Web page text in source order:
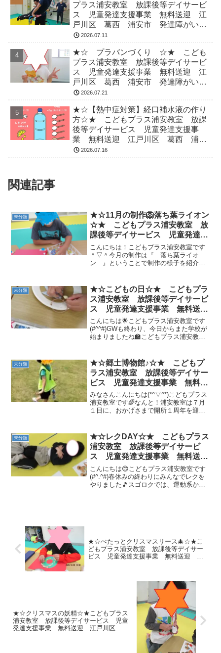
プラス浦安教室 放課後等デイサービ
ス 児童発達支援事業 無料送迎 江
戸川区 葛西 浦安市 発達障がい
運動療育 放デイ 児発 ADHD 自
2026.07.11
★☆ プラバンづくり ☆★ こども
プラス浦安教室 放課後等デイサービ
ス 児童発達支援事業 無料送迎 江
戸川区 葛西 浦安市 発達障がい
運動療育 放デイ 児発 ADHD 自
2026.07.21
★☆【熱中症対策】経口補水液の作り
方☆★ こどもプラス浦安教室 放課
後等デイサービス 児童発達支援事
業 無料送迎 江戸川区 葛西 浦安
市 発達障がい 運動療育 放デイ
2026.07.16
関連記事
未分類
★☆11月の制作🦁落ち葉ライオン
☆★ こどもプラス浦安教室 放
課後等デイサービス 児童発達支
援事業 無料送迎 江戸川区 葛
西 浦安市 発達障がい 運動療
育 放デイ 児発 ADHD 自閉
こんにちは！こどもプラス浦安教室です
＾▽＾今月の制作は『 落ち葉ライオ
ン 』ということで制作の様子を紹介し
劣化を考慮して落ち葉に見立てたいろい
ろな柄の葉っぱの折...
未分類
★☆こどもの日☆★ こどもプラ
ス浦安教室 放課後等デイサービ
ス 児童発達支援事業 無料送
迎 江戸川区 葛西 浦安市 発
達障がい 運動療育 放デイ 児
発 ADHD 自閉症
こんにちは🌟こどもプラス浦安教室です
(#^^#)GWも終わり、今日からまた学校が
始まりましたね🏫こどもプラス浦安教室
おこなった鯉のぼり制作の様子をご紹介
します😊鯉のぼ...
未分類
★☆郷土博物館♪☆★ こどもプ
ラス浦安教室 放課後等デイサー
ビス 児童発達支援事業 無料送
迎 江戸川区 葛西 浦安市 発
達障がい 運動療育 放デイ 児
発 ADHD 自閉症
みなさんこんにちは(*^▽^*)こどもプラス
浦安教室です🌈なんと！浦安教室は７月
１日に、おかげさまで開所１周年を迎え
たらと思います(*^▽^*)さて、今回ご紹介
するのは...
未分類
★☆レクDAY☆★ こどもプラス
浦安教室 放課後等デイサービ
ス 児童発達支援事業 無料送
迎 江戸川区 葛西 浦安市 発
達障がい 運動療育 放デイ 児
発 ADHD 自閉症
こんにちは😊こどもプラス浦安教室です
(#^.^#)春休みの終わりにみんなでレクを
やりました🎵スゴロクでは、運動系から
★☆ぺたっとクリスマスリース🎄☆★こ
どもプラス浦安教室 放課後等デイサー
ビス 児童発達支援事業 無料送迎 江
★☆クリスマスの妖精☆★こどもプラス
浦安教室 放課後等デイサービス 児童
発達支援事業 無料送迎 江戸川区 葛